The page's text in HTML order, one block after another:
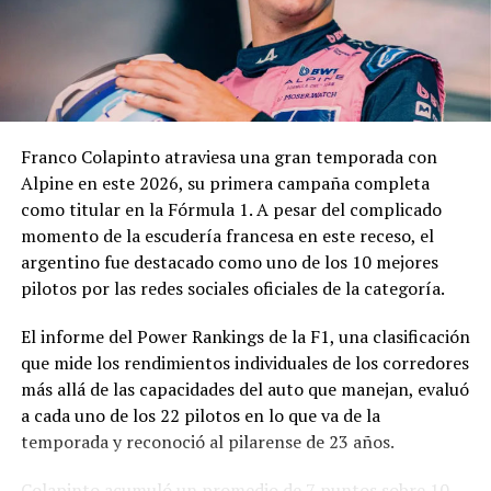
En los fundamentos de la resolución se señala que la
complejidad y trascendencia de la solicitud hacen
necesario un estudio integral de la documentación
modificación vinculada a la composición societaria de la
empresa que obtuvo la concesión.
La novedad se conoce mientras la concesión del Minella
continúa envuelta en una delicadísima situación
jurídica. El proceso mediante el cual Minella Stadium
busca determinar si existieron irregularidades en la
licitación impulsada por el Municipio.
La causa, que avanza en la Justicia, derivó en
cuestionamientos de distintos sectores políticos y en
Franco Colapinto atraviesa una gran temporada con
Alpine en este 2026, su primera campaña completa
como titular en la Fórmula 1. A pesar del complicado
momento de la escudería francesa en este receso, el
argentino fue destacado como uno de los 10 mejores
pilotos por las redes sociales oficiales de la categoría.
El informe del Power Rankings de la F1, una clasificación
que mide los rendimientos individuales de los corredores
más allá de las capacidades del auto que manejan, evaluó
a cada uno de los 22 pilotos en lo que va de la
temporada y reconoció al pilarense de 23 años.